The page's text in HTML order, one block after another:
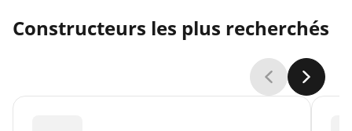
Constructeurs les plus recherchés